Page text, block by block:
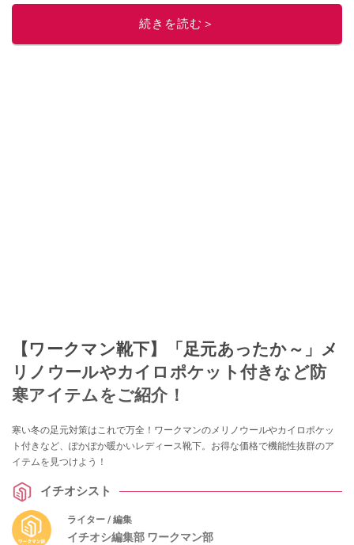
続きを読む＞
【ワークマン靴下】「足元あったか～」メ
リノウールやカイロポケット付きなど防
寒アイテムをご紹介！
寒い冬の足元対策はこれで万全！ワークマンのメリノウールやカイロポケッ
ト付きなど、ぽかぽか暖かいレディース靴下。お得な価格で機能性抜群のア
イテムを見つけよう！
イチオシスト
ライター / 編集
イチオシ編集部 ワークマン部